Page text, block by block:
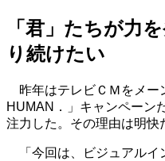
「君」たちが力
り続けたい
昨年はテレビＣＭをメー
HUMAN．」キャンペーン
注力した。その理由は明快
「今回は、ビジュアルイ